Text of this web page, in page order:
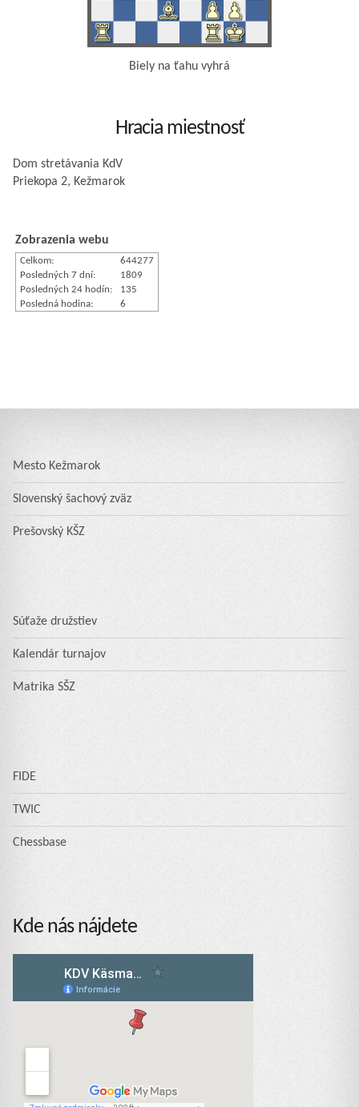
Biely na ťahu vyhrá
Hracia miestnosť
Dom stretávania KdV
Priekopa 2, Kežmarok
Zobrazenia webu
Celkom:
644277
Posledných 7 dní:
1809
Posledných 24 hodín:
135
Posledná hodina:
6
Mesto Kežmarok
Slovenský šachový zväz
Prešovský KŠZ
Súťaže družstiev
Kalendár turnajov
Matrika SŠZ
FIDE
TWIC
Chessbase
Kde nás nájdete